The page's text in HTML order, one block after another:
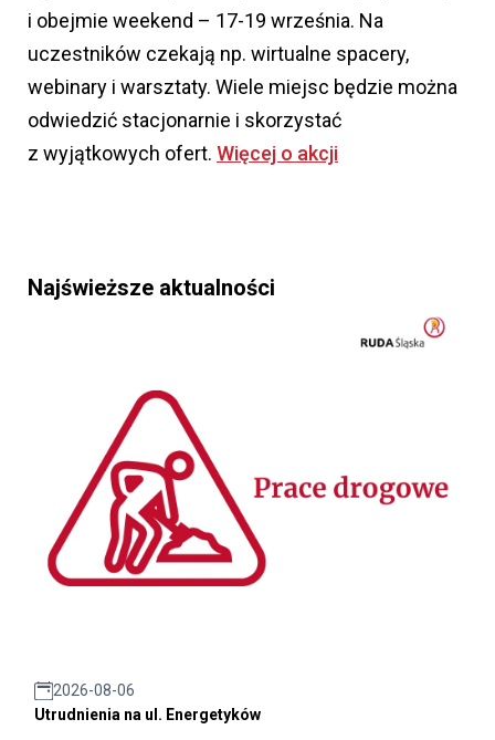
i obejmie weekend – 17-19 września. Na
uczestników czekają np. wirtualne spacery,
webinary i warsztaty. Wiele miejsc będzie można
odwiedzić stacjonarnie i skorzystać
z wyjątkowych ofert. Więcej o akcji
Najświeższe aktualności
2026-08-06
Utrudnienia na ul. Energetyków